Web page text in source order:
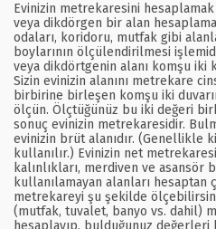
Evinizin metrekaresini
veya dikdörgen bir alan
odaları, koridoru, mutfak gibi
boylarının ölçülendirilmesi
veya dikdörtgenin alanı komşu iki
Sizin evinizin alanını metrekare
birbirine birleşen komşu iki
ölçün. Ölçtüğünüz bu iki değeri
sonuç evinizin metrekaresidir.
evinizin brüt alanıdır. (Genellikle
kullanılır.) Evinizin net
kalınlıkları, merdiven ve
kullanılamayan alanları hesaptan
metrekareyi şu şekilde
(mutfak, tuvalet, banyo vs. dahil)
hesaplayıp, bulduğunuz